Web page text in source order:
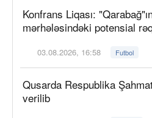
Konfrans Liqası:
mərhələsindəki potensial
03.08.2026, 16:58 Futbol
Qusarda Respublika
verilib